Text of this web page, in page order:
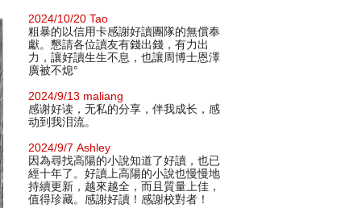
2024/10/20 Tao
粗暴的以信用卡感謝好讀團隊的無償奉
獻。懇請各位讀友有錢出錢，有力出
力，讓好讀生生不息，也讓周博士恩澤
廣被不熄°
2024/9/13 maliang
感谢好读，无私的分享，伴我成长，感
动到我泪流。
2024/9/7 Ashley
因為尋找高陽的小說知道了好讀，也已
經十年了。好讀上高陽的小說也慢慢地
持續更新，越來越全，而且質量上佳，
值得珍藏。感謝好讀！感謝校對者！